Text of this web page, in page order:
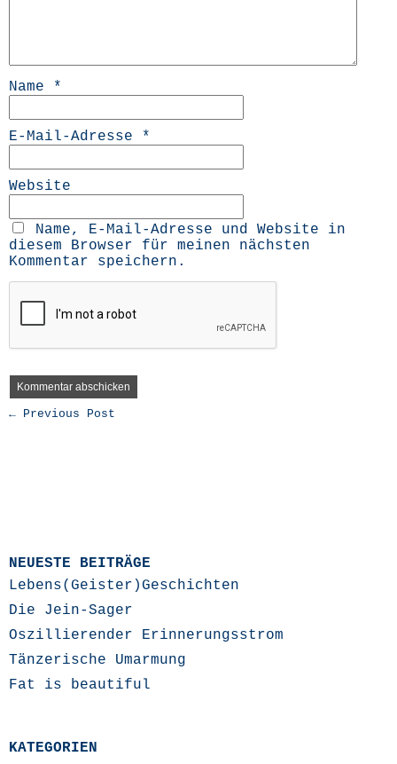
Name *
E-Mail-Adresse *
Website
Name, E-Mail-Adresse und Website in
diesem Browser für meinen nächsten
Kommentar speichern.
← Previous Post
NEUESTE BEITRÄGE
Lebens(Geister)Geschichten
Die Jein-Sager
Oszillierender Erinnerungsstrom
Tänzerische Umarmung
Fat is beautiful
KATEGORIEN